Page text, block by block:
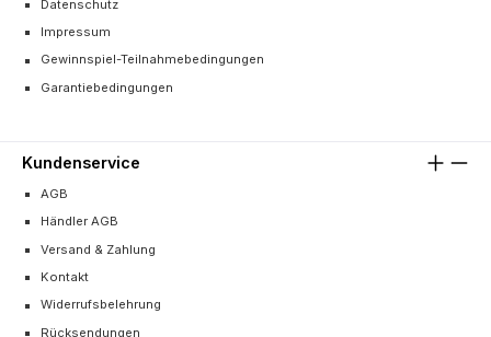
Datenschutz
Impressum
Gewinnspiel-Teilnahmebedingungen
Garantiebedingungen
Kundenservice
AGB
Händler AGB
Versand & Zahlung
Kontakt
Widerrufsbelehrung
Rücksendungen